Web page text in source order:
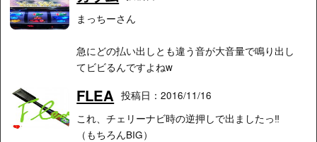
まっちーさん
急にどの払い出しとも違う音が大音量で鳴り出し
てビビるんですよねw
FLEA 投稿日：2016/11/16
これ、チェリーナビ時の逆押しで出ましたっ‼︎
（もちろんBIG）